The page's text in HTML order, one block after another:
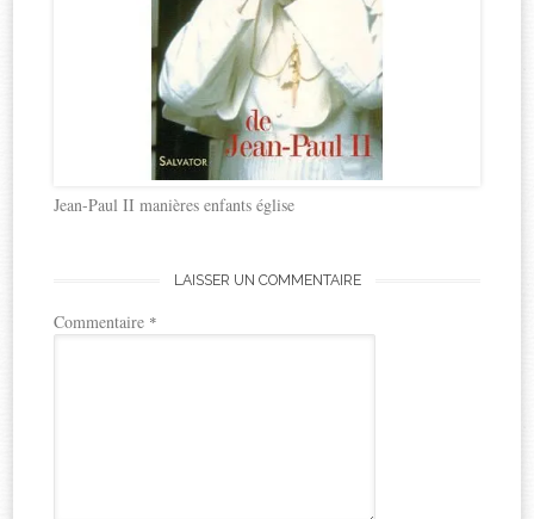
Jean-Paul II manières enfants église
LAISSER UN COMMENTAIRE
Commentaire *